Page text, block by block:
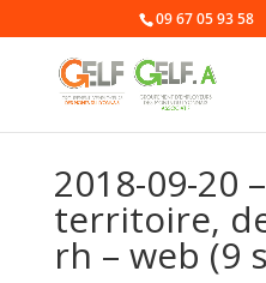
09 67 05 93 58
2018-09-20
territoire,
rh – web (9